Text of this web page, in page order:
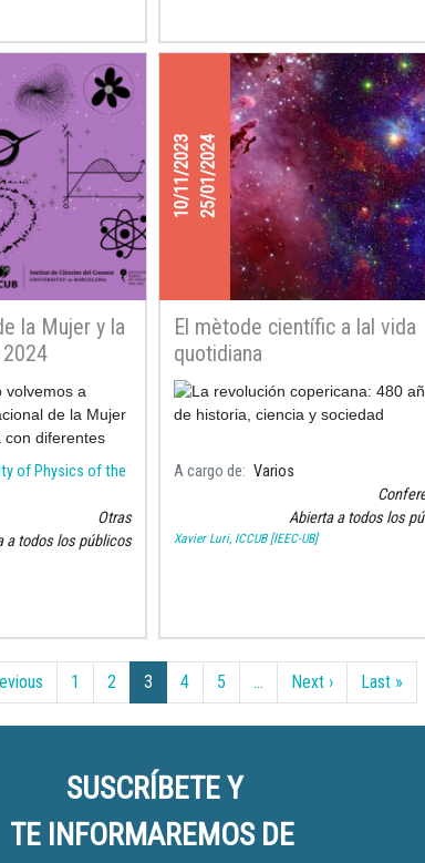
la Mujer y la
2024
volvemos a
de la Mujer
con diferentes
contribuir a la
equitativa y d
of Physics of the
Otras
a todos los públicos
10/11/202325/01/2024
El mètode científic a lal vida
quotidiana
A cargo de
Varios
Abierta a todos los
Xavier Luri, ICCUB [IEEC-UB]
Página anterior
1 2 3 4 5 … Next ›Siguiente
Last »
SUSCRÍBETE Y
TE INFORMAREMOS DE